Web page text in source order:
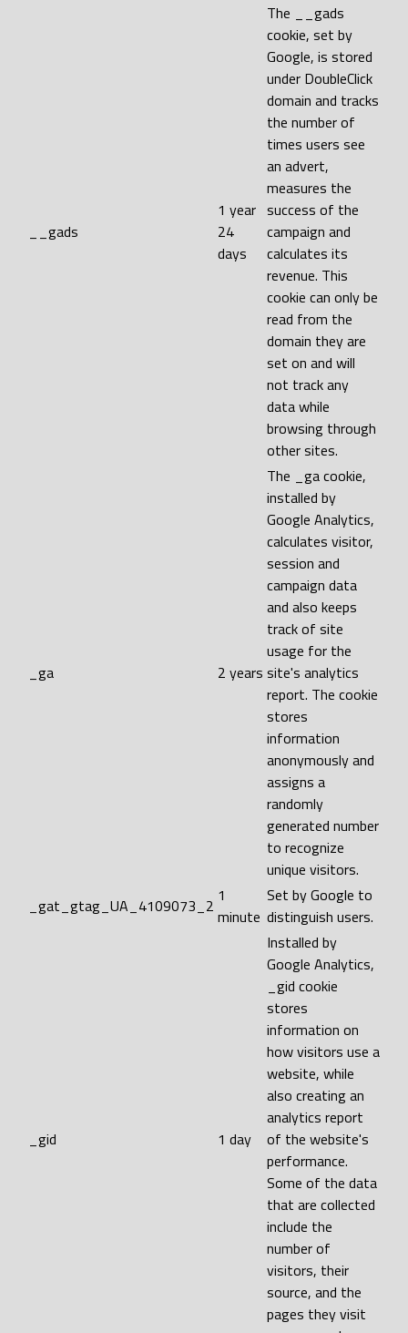
__gads
1 year
24
days
The __gads
cookie, set by
Google, is stored
under DoubleClick
domain and tracks
the number of
times users see
an advert,
measures the
success of the
campaign and
calculates its
revenue. This
cookie can only be
read from the
domain they are
set on and will
not track any
data while
browsing through
other sites.
_ga 2 years
The _ga cookie,
installed by
Google Analytics,
calculates visitor,
session and
campaign data
and also keeps
track of site
usage for the
site's analytics
report. The cookie
stores
information
anonymously and
assigns a
randomly
generated number
to recognize
unique visitors.
_gat_gtag_UA_4109073_2 1
minute
Set by Google to
distinguish users.
_gid 1 day
Installed by
Google Analytics,
_gid cookie
stores
information on
how visitors use a
website, while
also creating an
analytics report
of the website's
performance.
Some of the data
that are collected
include the
number of
visitors, their
source, and the
pages they visit